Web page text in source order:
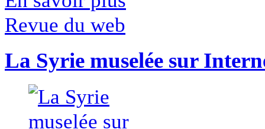
Revue du web
La Syrie muselée sur